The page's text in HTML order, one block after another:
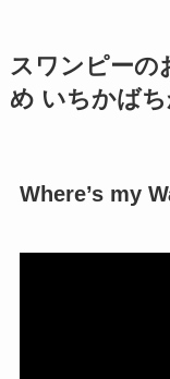
スワンピーの
め いちかば
Where’s my